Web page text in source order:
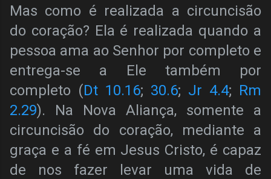
Mas como é realizada a circuncisão
do coração? Ela é realizada quando a
pessoa ama ao Senhor por completo e
entrega-se a Ele também por
completo (Dt 10.16; 30.6; Jr 4.4; Rm
2.29). Na Nova Aliança, somente a
circuncisão do coração, mediante a
graça e a fé em Jesus Cristo, é capaz
de nos fazer levar uma vida de